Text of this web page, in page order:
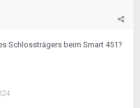
Schlossträgers beim Smart 451?